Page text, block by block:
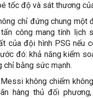
tốc độ và sát thương
chỉ đứng chung một
công mang tính lịch
của đội hình PSG nếu
đó: khả năng kiểm
chỉ bằng sức mạnh.
không chiếm
hàng thủ đối